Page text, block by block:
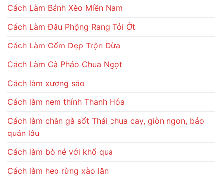
Cách Làm Bánh Xèo Miền Nam
Cách Làm Đậu Phộng Rang Tỏi Ớt
Cách Làm Cốm Dẹp Trộn Dừa
Cách Làm Cà Pháo Chua Ngọt
Cách làm xương sáo
Cách làm nem thính Thanh Hóa
Cách làm chân gà sốt Thái chua cay, giòn ngon, bảo
quản lâu
Cách làm bò né với khổ qua
Cách làm heo rừng xào lăn